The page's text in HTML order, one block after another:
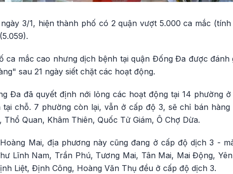
3/1, hiện thành phố có 2 quận vượt 5.000 ca mắc
ca mắc cao nhưng dịch bệnh tại quận Đống Đa được
sau 21 ngày siết chặt các hoạt động.
Đa đã quyết định nới lỏng các hoạt động tại 14 phường
tại chỗ. 7 phường còn lại, vẫn ở cấp độ 3, sẽ chỉ bán hàng
Thổ Quan, Khâm Thiên, Quốc Tử Giám, Ô Chợ Dừa.
Mai, địa phương này cũng đang ở cấp độ dịch 3 -
Lĩnh Nam, Trần Phú, Tương Mai, Tân Mai, Mai Động,
Liệt, Định Công, Hoàng Văn Thụ đều ở cấp độ dịch 3.